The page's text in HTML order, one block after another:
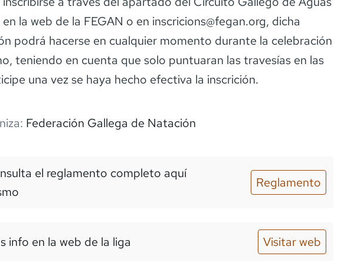
la web de la FEGAN o en inscricions@fegan.org, dicha
podrá hacerse en cualquier momento durante la celebración
teniendo en cuenta que solo puntuaran las travesías en las
una vez se haya hecho efectiva la inscrición.
Federación Gallega de Natación
el reglamento completo aquí
Reglamento
info en la web de la liga Visitar web